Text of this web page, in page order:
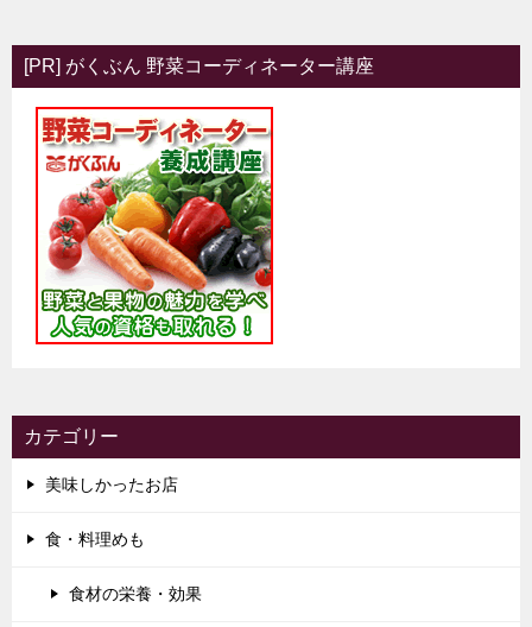
[PR] がくぶん 野菜コーディネーター講座
カテゴリー
美味しかったお店
食・料理めも
食材の栄養・効果